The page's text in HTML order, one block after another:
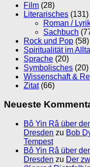
Film (28)
Literarisches (131)
Roman /
Sachbuch
Rock und Pop (58)
Spiritualität im
Sprache (20)
Symbolisches (20)
Wissenschaft &
Zitat(66)
Neueste
Bô Yin Râ über
Dresden zu Bob
Tempest
Bô Yin Râ über
Dresden zu Der